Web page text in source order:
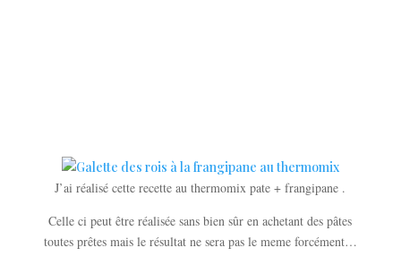
J’ai réalisé cette recette au thermomix pate + frangipane .
Celle ci peut être réalisée sans bien sûr en achetant des pâtes
toutes prêtes mais le résultat ne sera pas le meme forcément…